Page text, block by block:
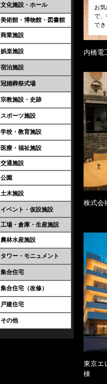
文化施設・ホール
美術館・博物館・図書館
商業施設
娯楽施設
宿泊施設
冠婚葬祭式場
宗教施設・史跡
スポーツ施設
学校・教育施設
医療・福祉施設
交通施設
公園
土木施設
イベント・仮設施設
工場・倉庫・生産施設
農林水産施設
タワー・モニュメント
集合住宅
集合住宅（改修）
戸建住宅
その他
お
で
で
内橋電
株式会
東京エ
棟